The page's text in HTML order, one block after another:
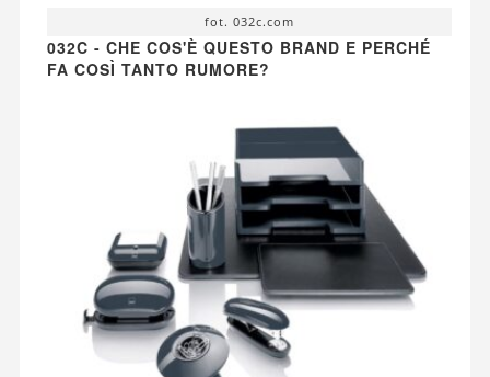
fot. 032c.com
032C - CHE COS'È QUESTO BRAND E PERCHÉ
FA COSÌ TANTO RUMORE?